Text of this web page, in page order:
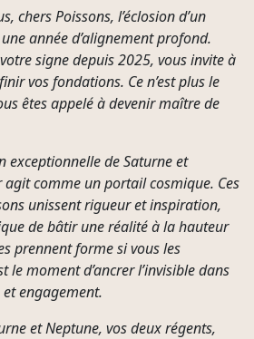
chers Poissons, l’éclosion d’un
année d’alignement profond.
signe depuis 2025, vous invite à
vos fondations. Ce n’est plus le
êtes appelé à devenir maître de
exceptionnelle de Saturne et
agit comme un portail cosmique. Ces
unissent rigueur et inspiration,
de bâtir une réalité à la hauteur
prennent forme si vous les
le moment d’ancrer l’invisible dans
engagement.
et Neptune, vos deux régents,